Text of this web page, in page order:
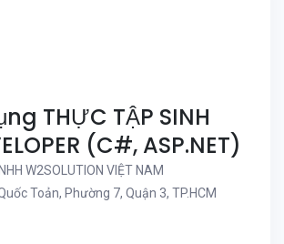
THỰC TẬP SINH
(C#, ASP.NET)
W2SOLUTION VIỆT NAM
Toản, Phường 7, Quận 3, TP.HCM